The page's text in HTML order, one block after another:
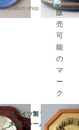
ヴィンテージ アンティ
Callum shop
東ドイツ製 WEIMAR
木製フレームｘ真鍮盤